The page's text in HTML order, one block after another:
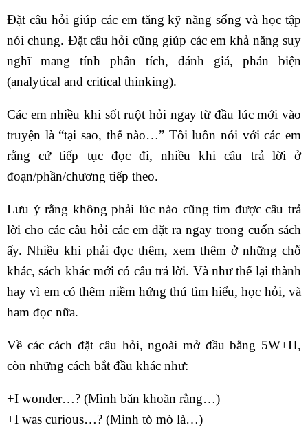
Đặt câu hỏi giúp các em tăng kỹ năng sống và học tập
nói chung. Đặt câu hỏi cũng giúp các em khả năng suy
nghĩ mang tính phân tích, đánh giá, phản biện
(analytical and critical thinking).
Các em nhiều khi sốt ruột hỏi ngay từ đầu lúc mới vào
truyện là “tại sao, thế nào…” Tôi luôn nói với các em
rằng cứ tiếp tục đọc đi, nhiều khi câu trả lời ở
đoạn/phần/chương tiếp theo.
Lưu ý rằng không phải lúc nào cũng tìm được câu trả
lời cho các câu hỏi các em đặt ra ngay trong cuốn sách
ấy. Nhiều khi phải đọc thêm, xem thêm ở những chỗ
khác, sách khác mới có câu trả lời. Và như thế lại thành
hay vì em có thêm niềm hứng thú tìm hiểu, học hỏi, và
ham đọc nữa.
Về các cách đặt câu hỏi, ngoài mở đầu bằng 5W+H,
còn những cách bắt đầu khác như: ­
+I wonder…? (Mình băn khoăn rằng…) ­
+I was curious…? (Mình tò mò là…) ­